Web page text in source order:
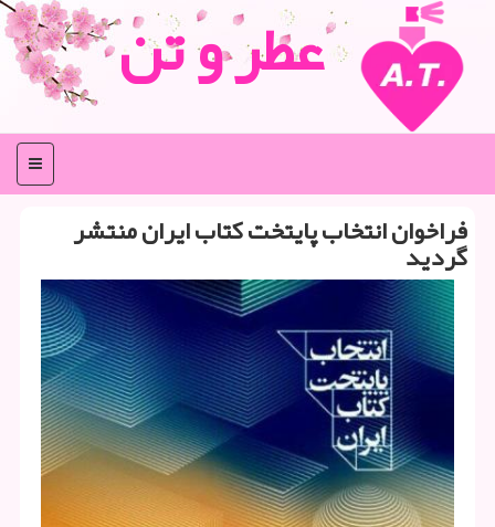
عطر و تن
منو
فراخوان انتخاب پایتخت كتاب ایران منتشر
گردید